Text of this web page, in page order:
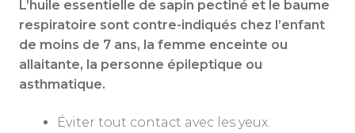
L’huile essentielle de sapin pectiné et le baume
respiratoire sont contre-indiqués chez l’enfant
de moins de 7 ans, la femme enceinte ou
allaitante, la personne épileptique ou
asthmatique.
Éviter tout contact avec les yeux.